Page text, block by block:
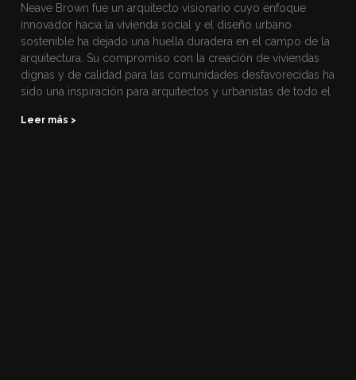
Neave Brown fue un arquitecto visionario cuyo enfoque
innovador hacia la vivienda social y el diseño urbano
sostenible ha dejado una huella duradera en el campo de la
arquitectura. Su compromiso con la creación de viviendas
dignas y de calidad para las comunidades desfavorecidas ha
sido una inspiración para arquitectos y urbanistas de todo el
Leer más >